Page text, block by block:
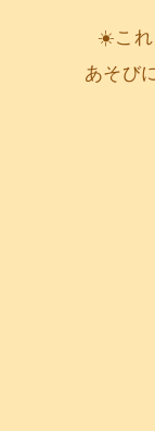
☀️これ
あそび